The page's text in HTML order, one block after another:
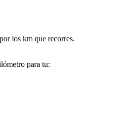
los km que recorres.
para tu: